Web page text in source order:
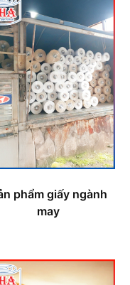
phẩm giấy ngành
may